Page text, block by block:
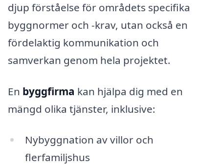
djup förståelse för områdets specifika
byggnormer och -krav, utan också en
fördelaktig kommunikation och
samverkan genom hela projektet.
En byggfirma kan hjälpa dig med en
mängd olika tjänster, inklusive:
Nybyggnation av villor och
flerfamiljshus